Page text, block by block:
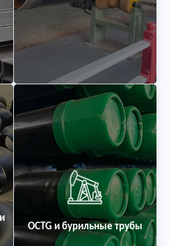
OCTG и бурильные трубы